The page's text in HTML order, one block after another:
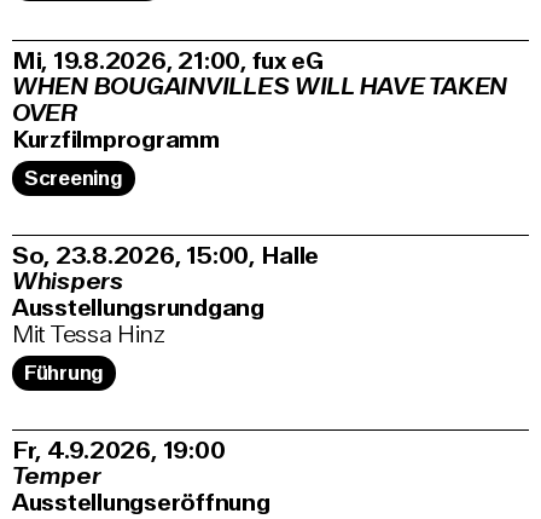
Mi, 19.8.2026 21:00, fux eG
WHEN BOUGAINVILLES WILL HAVE TAKEN
OVER
Kurzfilmprogramm
Screening
So, 23.8.2026 15:00, Halle
Whispers
Ausstellungsrundgang
Mit Tessa Hinz
Führung
Fr, 4.9.2026 19:00
Temper
Ausstellungseröffnung